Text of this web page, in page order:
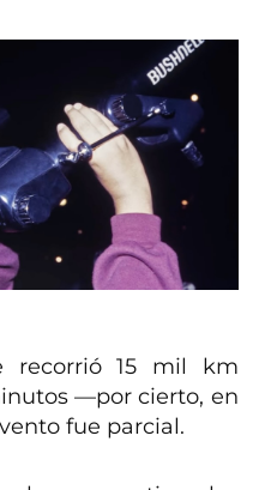
recorrió 15 mil km
—por cierto, en
fue parcial.